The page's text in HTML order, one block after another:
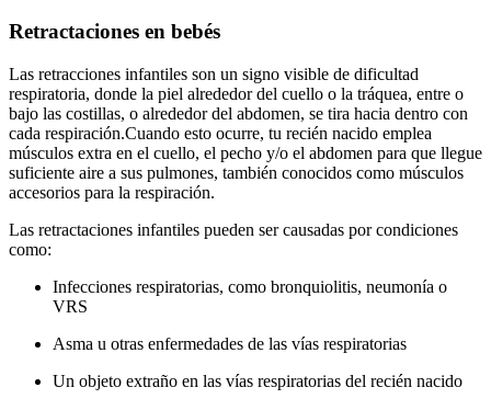
Retractaciones en bebés
Las retracciones infantiles son un signo visible de dificultad
respiratoria, donde la piel alrededor del cuello o la tráquea, entre o
bajo las costillas, o alrededor del abdomen, se tira hacia dentro con
cada respiración.Cuando esto ocurre, tu recién nacido emplea
músculos extra en el cuello, el pecho y/o el abdomen para que llegue
suficiente aire a sus pulmones, también conocidos como músculos
accesorios para la respiración.
Las retractaciones infantiles pueden ser causadas por condiciones
como:
Infecciones respiratorias, como bronquiolitis, neumonía o
VRS
Asma u otras enfermedades de las vías respiratorias
Un objeto extraño en las vías respiratorias del recién nacido